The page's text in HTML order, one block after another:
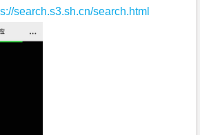
search.s3.sh.cn/search.html